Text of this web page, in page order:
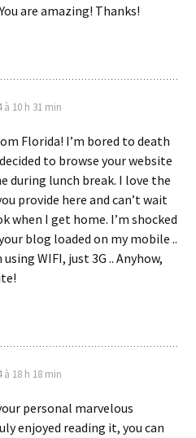
are amazing! Thanks!
à 10 h 31 min
Florida! I’m bored to death
to browse your website
during lunch break. I love the
provide here and can’t wait
when I get home. I’m shocked
blog loaded on my mobile ..
using WIFI, just 3G .. Anyhow,
à 18 h 18 min
personal marvelous
enjoyed reading it, you can